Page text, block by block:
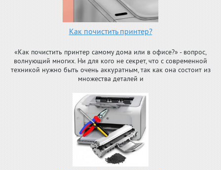
Как почистить принтер?
«Как почистить принтер самому дома или в офисе?» - вопрос,
волнующий многих. Ни для кого не секрет, что с современной
техникой нужно быть очень аккуратным, так как она состоит из
множества деталей и